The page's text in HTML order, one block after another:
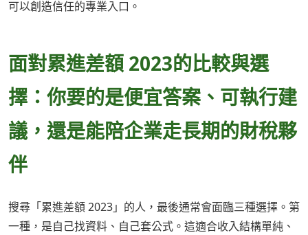
可以創造信任的專業入口。
面對累進差額 2023的比較與選
擇：你要的是便宜答案、可執行建
議，還是能陪企業走長期的財稅夥
伴
搜尋「累進差額 2023」的人，最後通常會面臨三種選擇。第
一種，是自己找資料、自己套公式。這適合收入結構單純、